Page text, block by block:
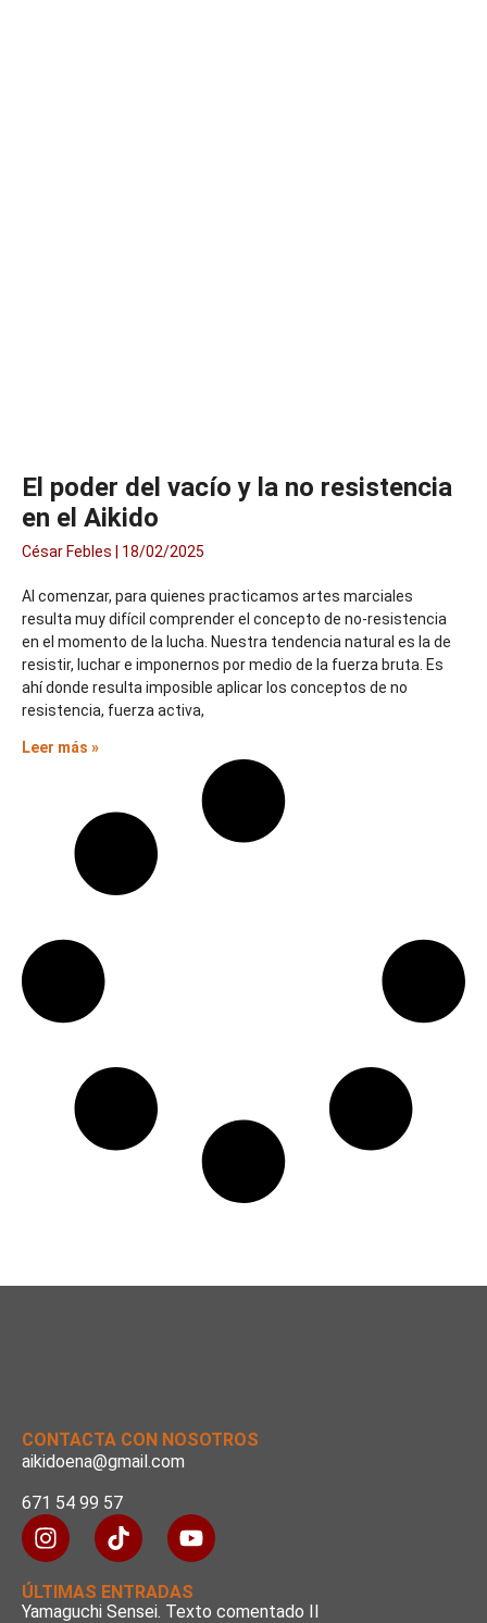
El poder del vacío y la no resistencia
en el Aikido
César Febles 18/02/2025
Al comenzar, para quienes practicamos artes marciales
resulta muy difícil comprender el concepto de no-resistencia
en el momento de la lucha. Nuestra tendencia natural es la de
resistir, luchar e imponernos por medio de la fuerza bruta. Es
ahí donde resulta imposible aplicar los conceptos de no
resistencia, fuerza activa,
Leer más »
CONTACTA CON NOSOTROS
aikidoena@gmail.com
671 54 99 57
ÚLTIMAS ENTRADAS
Yamaguchi Sensei. Texto comentado II